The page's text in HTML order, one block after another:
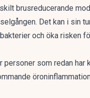
brusreducerande
Det kan i sin
och öka risken
personer som redan har